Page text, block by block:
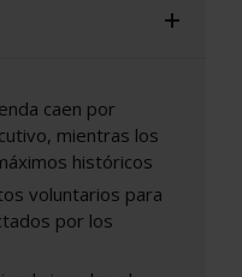
caen por
mientras los
históricos
voluntarios para
por los